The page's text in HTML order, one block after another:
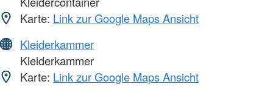
Karte: Link zur Google Maps Ansicht
Kleiderkammer
Kleiderkammer
Karte: Link zur Google Maps Ansicht